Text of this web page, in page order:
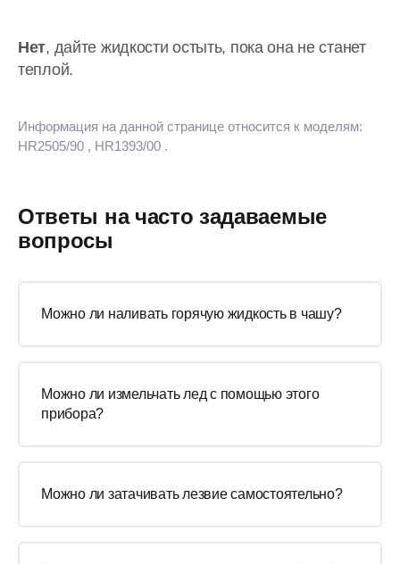
Нет, дайте жидкости остыть, пока она не станет
теплой.
Информация на данной странице относится к моделям:
HR2505/90 , HR1393/00 .
Ответы на часто задаваемые
вопросы
Можно ли наливать горячую жидкость в чашу?
Можно ли измельчать лед с помощью этого
прибора?
Можно ли затачивать лезвие самостоятельно?